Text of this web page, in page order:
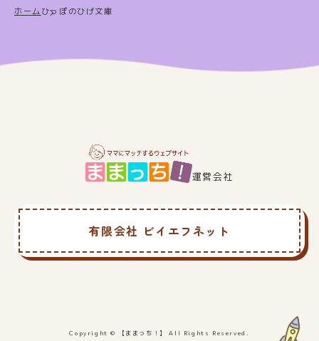
ー
送
ホームひっぽのひげ文庫
運営会社
有限会社 ビイエフネット
Copyright © 【ままっち！】 All Rights Reserved.